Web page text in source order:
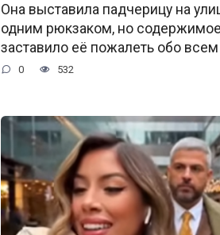
Она выставила падчерицу на
одним рюкзаком, но содержимое
заставило её пожалеть обо всем
0 532